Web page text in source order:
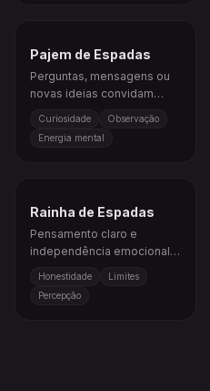
Pajem de Espadas
Perguntas, mensagens ou
novas ideias convidam
Curiosidade
Observação
Energia mental
Rainha de Espadas
Pensamento claro e
independência emocional
Honestidade
Limites
Percepção